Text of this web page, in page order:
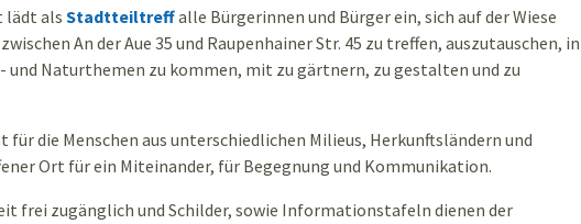
lädt alsStadtteiltreffalle Bürgerinnen und Bürger ein, sich auf der Wiese
An der Aue 35 und Raupenhainer Str. 45 zu treffen, auszutauschen, in
Naturthemen zu kommen, mit zu gärtnern, zu gestalten und zu
für die Menschen aus unterschiedlichen Milieus, Herkunftsländern und
Ort für ein Miteinander, für Begegnung und Kommunikation.
frei zugänglich und Schilder, sowie Informationstafeln dienen der